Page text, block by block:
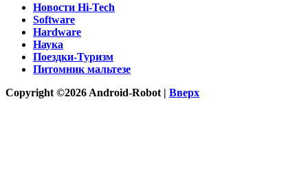
Новости Hi-Tech
Software
Hardware
Наука
Поездки-Туризм
Питомник мальтезе
Copyright ©2026 Android-Robot | Вверх